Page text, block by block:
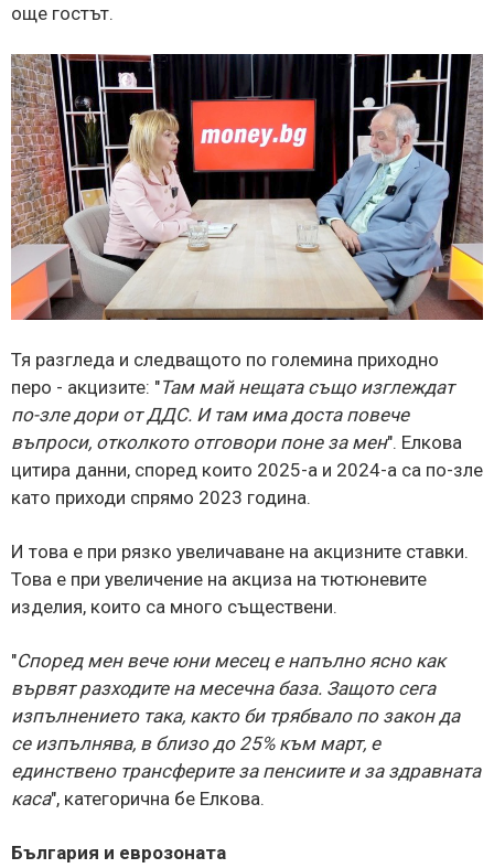
още гостът.
Тя разгледа и следващото по големина приходно
перо - акцизите: "Там май нещата също изглеждат
по-зле дори от ДДС. И там има доста повече
въпроси, отколкото отговори поне за мен". Елкова
цитира данни, според които 2025-а и 2024-а са по-зле
като приходи спрямо 2023 година.
И това е при рязко увеличаване на акцизните ставки.
Това е при увеличение на акциза на тютюневите
изделия, които са много съществени.
"Според мен вече юни месец е напълно ясно как
вървят разходите на месечна база. Защото сега
изпълнението така, както би трябвало по закон да
се изпълнява, в близо до 25% към март, е
единствено трансферите за пенсиите и за здравната
каса", категорична бе Елкова.
България и еврозоната